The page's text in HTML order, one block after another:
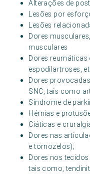
Alterações de
Lesões por
Lesões
Dores
musculares
Dores reumáticas
espodilartroses,
Dores
SNC, tais como
Síndrome de
Hérnias e
Ciáticas e
Dores nas
e tornozelos);
Dores nos
tais como,